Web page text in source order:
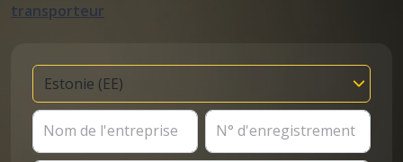
transporteur
Nom de l'entreprise N° d'enregistrement